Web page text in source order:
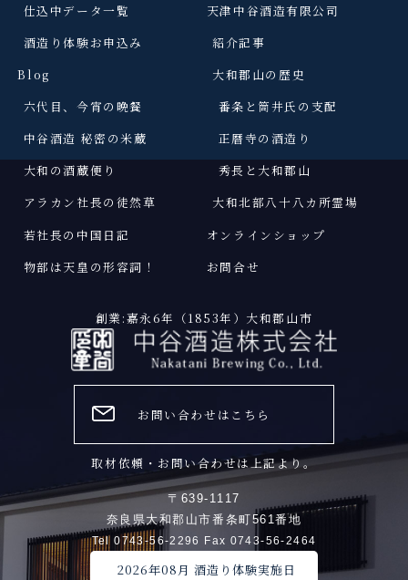
仕込中データ一覧
酒造り体験お申込み
Blog
六代目、今宵の晩餐
中谷酒造 秘密の米蔵
大和の酒蔵便り
アラカン社長の徒然草
若社長の中国日記
物部は天皇の形容詞 ！
天津中谷酒造有限公司
紹介記事
大和郡山の歴史
番条と筒井氏の支配
正暦寺の酒造り
秀長と大和郡山
大和北部八十八カ所霊場
オンラインショップ
お問合せ
創業:嘉永6年（1853年）大和郡山市
お問い合わせはこちら
取材依頼・お問い合わせは上記より。
〒639-1117
奈良県大和郡山市番条町561番地
Tel 0743-56-2296 Fax 0743-56-2464